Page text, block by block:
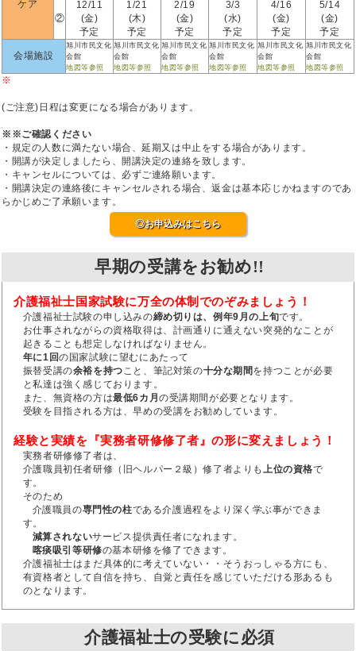
ケア
②
12/11
(金)
予定
1/21
(木)
予定
2/19
(金)
予定
3/3
(水)
予定
4/16
(金)
予定
5/14
(金)
予定
会場施設
旭川市民文化
会館
地図等参照
旭川市民文化
会館
地図等参照
旭川市民文化
会館
地図等参照
旭川市民文化
会館
地図等参照
旭川市民文化
会館
地図等参照
旭川市民文化
会館
地図等参照
※
(ご注意)日程は変更になる場合があります。
※※ご確認ください
・規定の人数に満たない場合、延期又は中止をする場合があります。
・開講が決定しましたら、開講決定の連絡を致します。
・キャンセルについては、必ずご連絡願います。
・開講決定の連絡後にキャンセルされる場合、返金は基本応じかねますのであ
らかじめご了承願います。
◎お申込みはこちら
早期の受講をお勧め!!
介護福祉士国家試験に万全の体制でのぞみましょう！
介護福祉士試験の申し込みの締め切りは、例年9月の上旬です。
お仕事されながらの資格取得は、計画通りに通えない突発的なことが
起きることも想定しなければなりません。
年に1回の国家試験に望むにあたって
振替受講の余裕を持つこと、筆記対策の十分な期間を持つことが必要
と私達は強く感じております。
また、無資格の方は最低6カ月の受講期間が必要となります。
受験を目指される方は、早めの受講をお勧めしています。
経験と実績を『実務者研修修了者』の形に変えましょう！
実務者研修修了者は、
介護職員初任者研修（旧ヘルパー２級）修了者よりも上位の資格で
す。
そのため
介護職員の専門性の柱である介護過程をより深く学ぶ事ができま
す。
減算されないサービス提供責任者になれます。
喀痰吸引等研修の基本研修を修了できます。
介護福祉士はまだ具体的に考えていない・・そうおっしゃる方にも、
有資格者として自信を持ち、自覚と責任を感じていただける形あるも
のとなります。
介護福祉士の受験に必須